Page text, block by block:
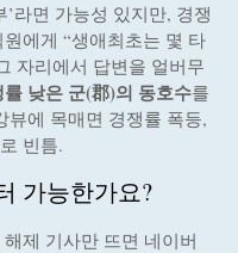
’라면 가능성 있지만, 경쟁
에게 “생애최초는 몇 타
자리에서 답변을 얼버무
낮은 군(郡)의 동호수를
뷰에 목매면 경쟁률 폭등,
빈틈.
가능한가요?
제 기사만 뜨면 네이버